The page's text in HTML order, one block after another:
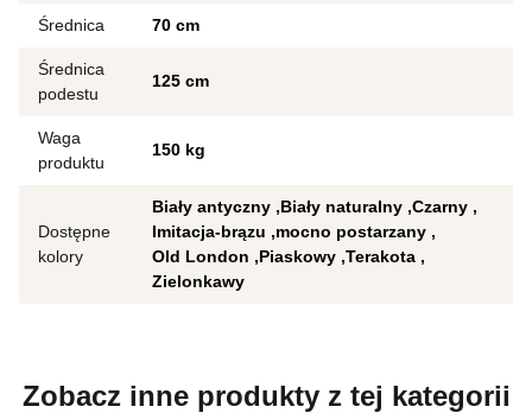
Średnica 70 cm
Średnica
podestu
125 cm
Waga
produktu
150 kg
Dostępne
kolory
Biały antyczny Biały naturalny Czarny
Imitacja-brązu
mocno postarzany
Old London
Piaskowy Terakota
Zielonkawy
Zobacz inne produkty z tej kategorii